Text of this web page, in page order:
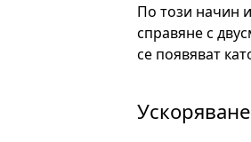
По този начин
справяне с
се появяват